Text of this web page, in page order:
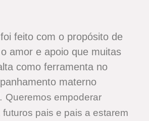
feito com o propósito de
amor e apoio que muitas
como ferramenta no
materno
Queremos empoderar
futuros pais e pais a estarem